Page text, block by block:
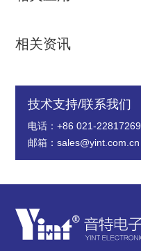
相关资讯
技术支持/联系我们
电话：+86 021-22817269
邮箱：sales@yint.com.cn